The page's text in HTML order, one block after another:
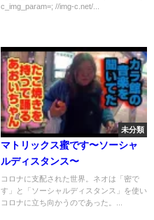
c_img_param=; //img-c.net/...
未分類
マトリックス蜜です〜ソーシャ
ルディスタンス〜
コロナに支配された世界。ネオは「密で
す」と「ソーシャルディスタンス」を使い
コロナに立ち向かうのであった。...